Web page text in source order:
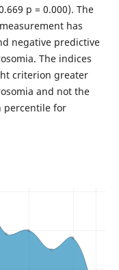
p = 0.000). The
has
negative predictive
The indices
criterion greater
and not the
percentile for